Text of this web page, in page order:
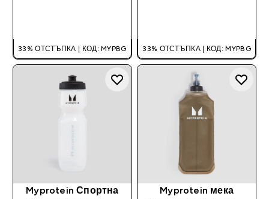
33% ОТСТЪПКА | КОД: MYPBG 33% ОТСТЪПКА | КОД: MYPBG
Myprotein Спортна
Myprotein мека